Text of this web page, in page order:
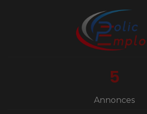
5
Annonces